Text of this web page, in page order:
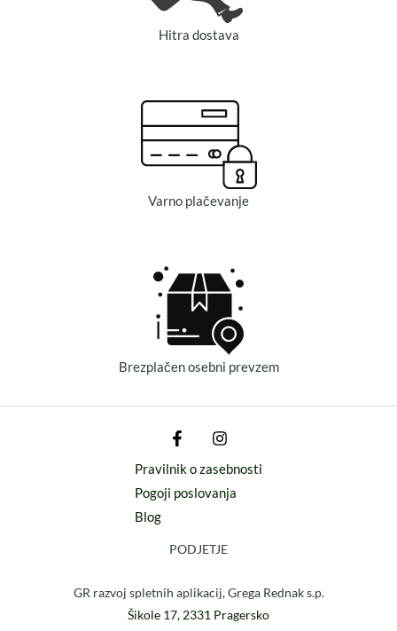
Hitra dostava
Varno plačevanje
Brezplačen osebni prevzem
Pravilnik o zasebnosti
Pogoji poslovanja
Blog
PODJETJE
GR razvoj spletnih aplikacij, Grega Rednak s.p.
Šikole 17, 2331 Pragersko